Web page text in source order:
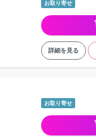
お取り寄せ
詳細を見る
お取り寄せ